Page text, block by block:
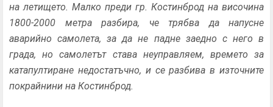
на летището. Малко преди гр. Костинброд на височина
1800-2000 метра разбира, че трябва да напусне
аварийно самолета, за да не падне заедно с него в
града, но самолетът става неуправляем, времето за
катапултиране недостатъчно, и се разбива в източните
покрайнини на Костинброд.